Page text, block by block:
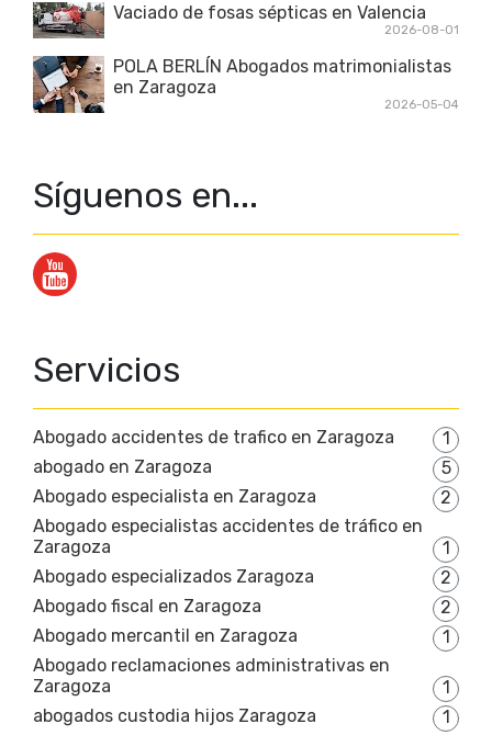
Vaciado de fosas sépticas en Valencia
2026-08-01
POLA BERLÍN Abogados matrimonialistas
en Zaragoza
2026-05-04
Síguenos en...
Servicios
Abogado accidentes de trafico en Zaragoza
1
abogado en Zaragoza
5
Abogado especialista en Zaragoza
2
Abogado especialistas accidentes de tráfico en
Zaragoza
1
Abogado especializados Zaragoza
2
Abogado fiscal en Zaragoza
2
Abogado mercantil en Zaragoza
1
Abogado reclamaciones administrativas en
Zaragoza
1
abogados custodia hijos Zaragoza
1